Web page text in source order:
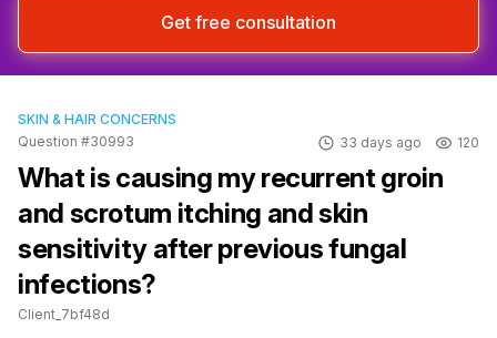
Get free consultation
SKIN & HAIR CONCERNS
Question #30993
33 days ago 120
What is causing my recurrent groin
and scrotum itching and skin
sensitivity after previous fungal
infections?
Client_7bf48d